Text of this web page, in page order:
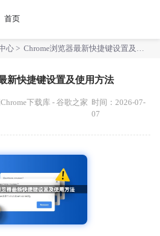
首页
心 > Chrome浏览器最新快捷键设置及使
新快捷键设置及使用方法
下载库 - 谷歌之家 时间：2026-07-
07